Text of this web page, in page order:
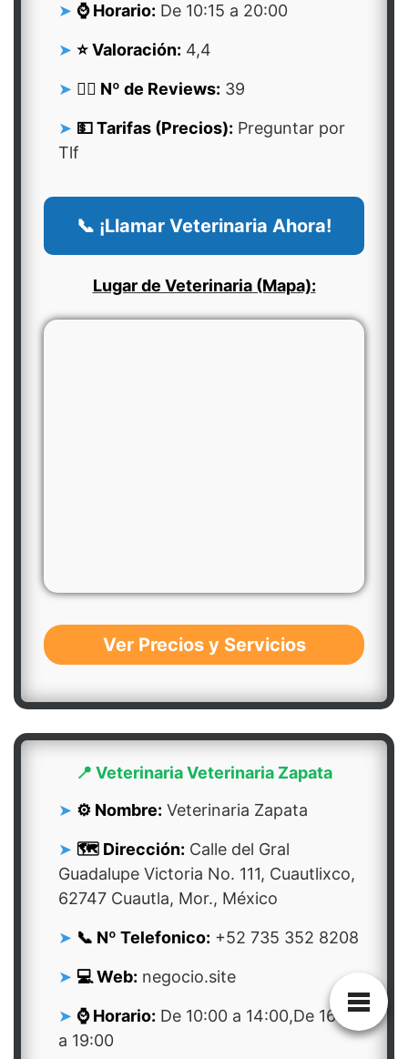
⌚ Horario: De 10:15 a 20:00
⭐ Valoración: 4,4
👍🏻 Nº de Reviews: 39
💵 Tarifas (Precios): Preguntar por
Tlf
📞 ¡Llamar Veterinaria Ahora!
Lugar de Veterinaria (Mapa):
Ver Precios y Servicios
📍 Veterinaria Veterinaria Zapata
⚙️ Nombre: Veterinaria Zapata
🗺️ Dirección: Calle del Gral
Guadalupe Victoria No. 111, Cuautlixco,
62747 Cuautla, Mor., México
📞 Nº Telefonico: +52 735 352 8208
💻 Web: negocio.site
⌚ Horario: De 10:00 a 14:00,De 16:00
a 19:00